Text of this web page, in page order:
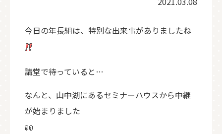
今日の年長組は、特別な出来事がありましたね
講堂で待っていると…
なんと、山中湖にあるセミナーハウスから中継
が始まりました